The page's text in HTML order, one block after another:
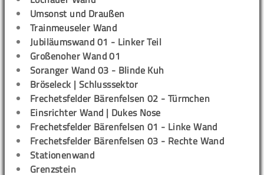
Umsonst und Draußen
Trainmeuseler Wand
Jubiläumswand 01 - Linker Teil
Großenoher Wand 01
Soranger Wand 03 - Blinde Kuh
Bröseleck | Schlusssektor
Frechetsfelder Bärenfelsen 02 - Türmchen
Einsrichter Wand | Dukes Nose
Frechetsfelder Bärenfelsen 01 - Linke Wand
Frechetsfelder Bärenfelsen 03 - Rechte Wand
Stationenwand
Grenzstein